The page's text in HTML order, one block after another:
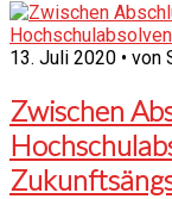
13. Juli 2020 • von
Zwischen